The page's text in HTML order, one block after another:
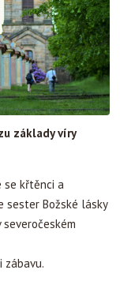
základy víry
se křtěnci a
sester Božské lásky
zábavu.